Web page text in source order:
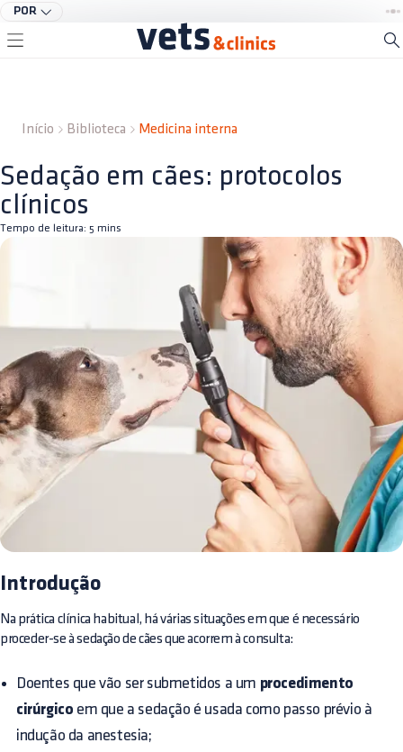
POR
Início Biblioteca Medicina interna
Sedação em cães: protocolos
clínicos
Tempo de leitura: 5 mins
Introdução
Na prática clínica habitual, há várias situações em que é necessário
proceder-se à sedação de cães que acorrem à consulta:
Doentes que vão ser submetidos a um procedimento
cirúrgico em que a sedação é usada como passo prévio à
indução da anestesia;